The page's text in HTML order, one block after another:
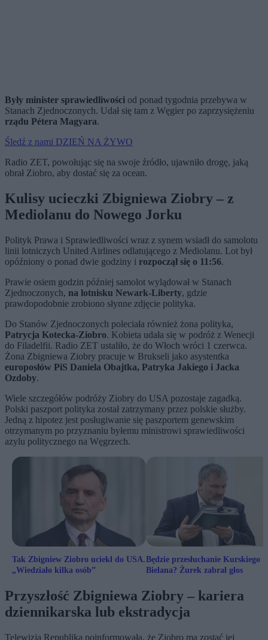
Były minister sprawiedliwości od ponad tygodnia przebywa w
Stanach Zjednoczonych. Udał się tam z Węgier po zaprzysiężeniu
rządu Pétera Magyara.
Śledź z nami DZIEŃ NA ŻYWO
Radio ZET, powołując się na swoje źródło, ujawniło drogę, jaką
obrał Ziobro, aby dostać się za ocean.
Kulisy ucieczki Zbigniewa Ziobry – z
Mediolanu do Nowego Jorku
Polityk Prawa i Sprawiedliwości wraz z synem wsiadł do samolotu
linii lotniczych United Airlines odlatującego z Mediolanu. Lot był
opóźniony o ponad dwie godziny i rozpoczął się o 11:56.
Prawie osiem godzin później samolot wylądował w Stanach
Zjednoczonych, na lotnisku Newark-Liberty, gdzie
prawdopodobnie zrobiono słynne zdjęcie polityka.
Do Stanów Zjednoczonych poleciała również żona polityka,
Patrycja Kotecka-Ziobro. Kobieta udała się w podróż z Wenecji
do Filadelfii. Radio ZET ustaliło, że do Włoch wróci 1 czerwca.
Żona Zbigniewa Ziobry pracuje w Brukseli jako asystentka
europosłów PiS Daniela Obajtka, Patryka Jakiego i Jacka
Ozdoby.
Wiele szczegółów podróży Ziobry do USA pozostaje zagadką.
Polski paszport polityka został zatrzymany przez polskie służby.
Jedną z hipotez jest posługiwanie się paszportem genewskim
otrzymanym po przyznaniu byłemu ministrowi sprawiedliwości
azylu politycznego na Węgrzech.
Tak Zbigniew Ziobro uciekł do USA.
„Wiedziało kilka osób”
Będzie przesłuchanie Kurskiego i
Bielana? Żurek zabrał głos
Przyszłość Zbigniewa Ziobry – kariera
dziennikarska lub ekstradycja
Telewizja Republika poinformowała, że Ziobro ma zostać jej